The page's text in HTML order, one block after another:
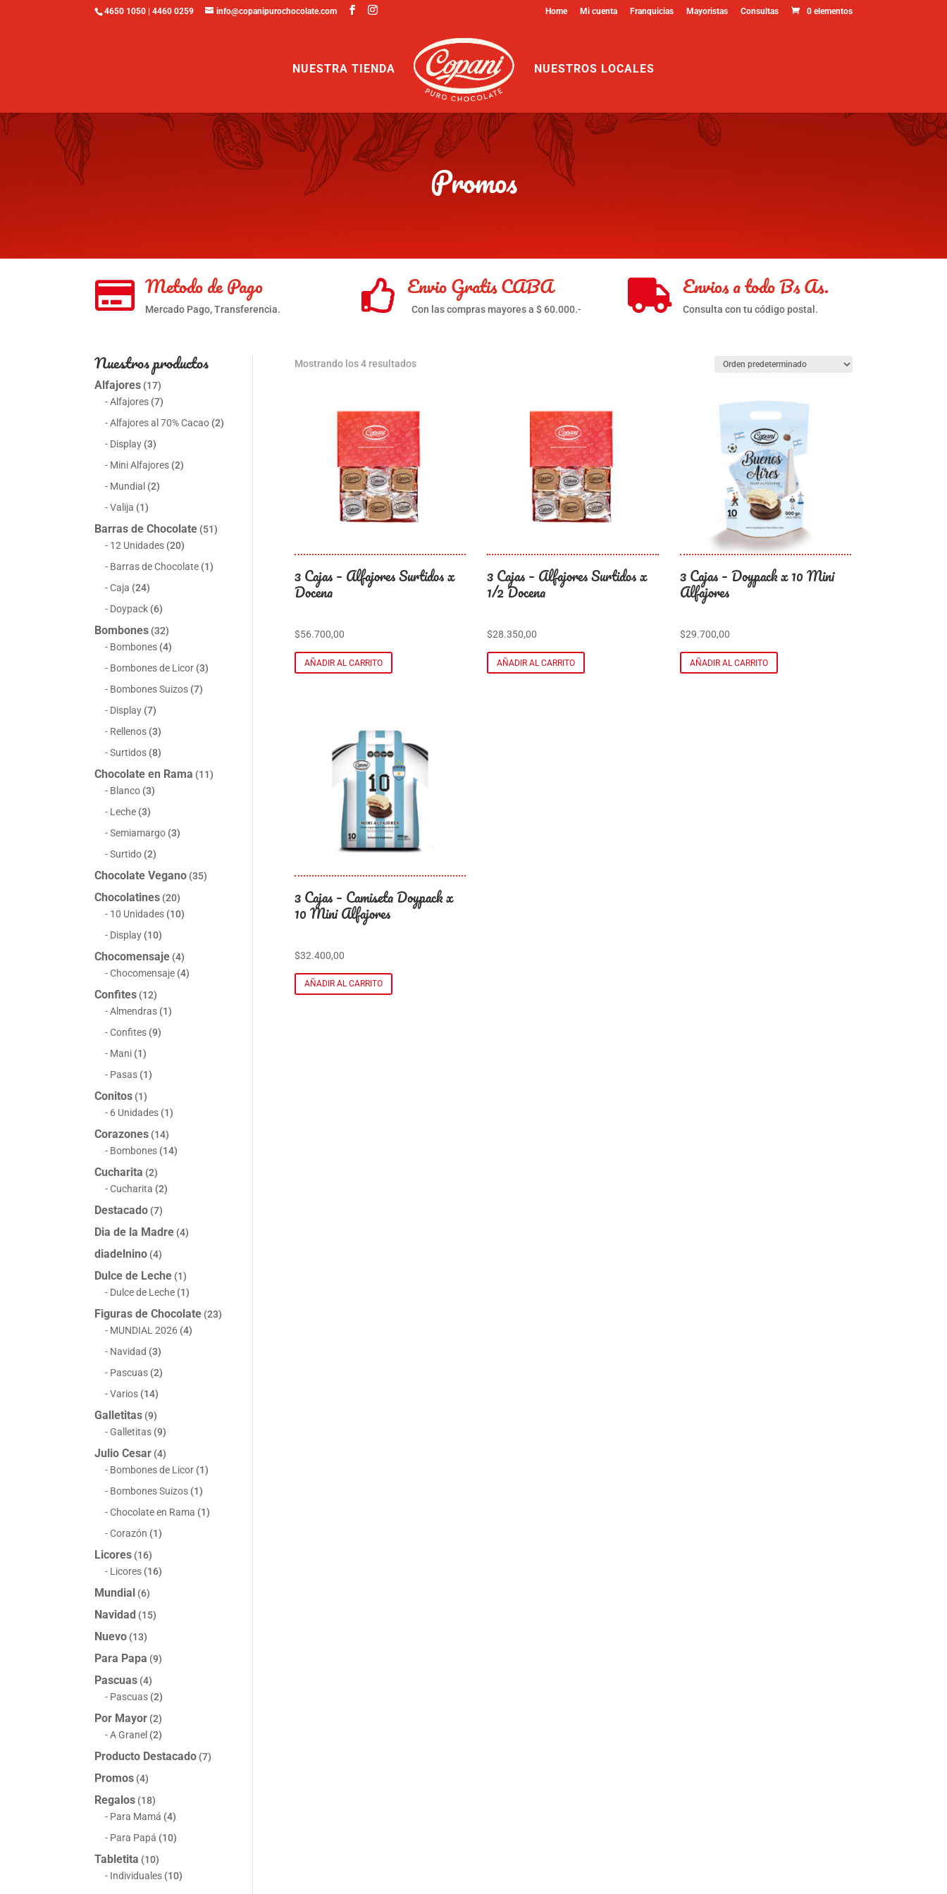
4650 1050 | 4460 0259 info@copanipurochocolate.com Home Mi cuenta Franquicias Mayoristas Consultas 0 elementos
NUESTRA TIENDA NUESTROS LOCALES
Promos
 Metodo de Pago
Mercado Pago, Transferencia.  Envio Gratis CABA
Con las compras mayores a $ 60.000.-  Envios a todo Bs As.
Consulta con tu código postal.
Nuestros productos
Alfajores (17)
Alfajores (7)
Alfajores al 70% Cacao (2)
Display (3)
Mini Alfajores (2)
Mundial (2)
Valija (1)
Barras de Chocolate (51)
12 Unidades (20)
Barras de Chocolate (1)
Caja (24)
Doypack (6)
Bombones (32)
Bombones (4)
Bombones de Licor (3)
Bombones Suizos (7)
Display (7)
Rellenos (3)
Surtidos (8)
Chocolate en Rama (11)
Blanco (3)
Leche (3)
Semiamargo (3)
Surtido (2)
Chocolate Vegano (35)
Chocolatines (20)
10 Unidades (10)
Display (10)
Chocomensaje (4)
Chocomensaje (4)
Confites (12)
Almendras (1)
Confites (9)
Mani (1)
Pasas (1)
Conitos (1)
6 Unidades (1)
Corazones (14)
Bombones (14)
Cucharita (2)
Cucharita (2)
Destacado (7)
Dia de la Madre (4)
diadelnino (4)
Dulce de Leche (1)
Dulce de Leche (1)
Figuras de Chocolate (23)
MUNDIAL 2026 (4)
Navidad (3)
Pascuas (2)
Varios (14)
Galletitas (9)
Galletitas (9)
Julio Cesar (4)
Bombones de Licor (1)
Bombones Suizos (1)
Chocolate en Rama (1)
Corazón (1)
Licores (16)
Licores (16)
Mundial (6)
Navidad (15)
Nuevo (13)
Para Papa (9)
Pascuas (4)
Pascuas (2)
Por Mayor (2)
A Granel (2)
Producto Destacado (7)
Promos (4)
Regalos (18)
Para Mamá (4)
Para Papá (10)
Tabletita (10)
Individuales (10)
Mostrando los 4 resultados
3 Cajas – Alfajores Surtidos x
Docena
$56.700,00
AÑADIR AL CARRITO
3 Cajas – Alfajores Surtidos x
1/2 Docena
$28.350,00
AÑADIR AL CARRITO
3 Cajas – Doypack x 10 Mini
Alfajores
$29.700,00
AÑADIR AL CARRITO
3 Cajas – Camiseta Doypack x
10 Mini Alfajores
$32.400,00
AÑADIR AL CARRITO